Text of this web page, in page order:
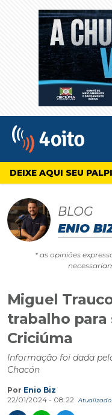
4oito
DEIXE AQUI SEU
BLOG
ENIO
* as opiniões
Miguel
trabalho para
Criciúma
Informação foi dada
Chacón
Por Enio Biz
22/01/2024 - 08:22
Atualizado